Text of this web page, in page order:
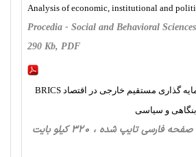
Analysis of economic, institutional and
Procedia - Social and Behavioral
290 Kb, PDF
عوامل تعیین کننده سرمایه گذاری مستقیم خارجی در اقتصاد BRICS
بنگاهی و سیاسی
، کلیه گرایش ها، 15 صفحه فارسی تایپ شده ، 320 کیلو بایت